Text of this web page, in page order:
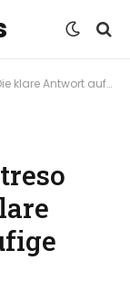
auf die häufige Frage